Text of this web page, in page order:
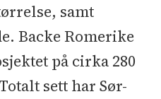
samt
Backe Romerike
på cirka 280
sett har Sør-